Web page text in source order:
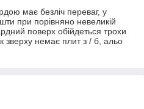
має безліч переваг, у
при порівняно невеликій
поверх обійдеться трохи
зверху немає плит з / б, альо